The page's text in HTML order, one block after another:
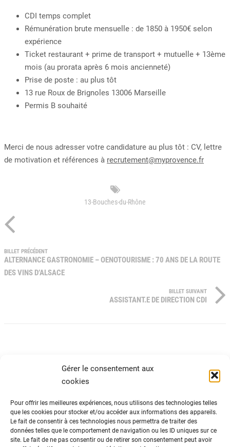
Gérer le consentement aux
cookies
Pour offrir les meilleures expériences, nous utilisons des technologies telles
que les cookies pour stocker et/ou accéder aux informations des appareils.
Le fait de consentir à ces technologies nous permettra de traiter des
données telles que le comportement de navigation ou les ID uniques sur ce
site. Le fait de ne pas consentir ou de retirer son consentement peut avoir
CDI temps complet
Rémunération brute mensuelle : de 1850 à 1950€ selon
expérience
Ticket restaurant + prime de transport + mutuelle + 13ème
mois (au prorata après 6 mois ancienneté)
Prise de poste : au plus tôt
13 rue Roux de Brignoles 13006 Marseille
Permis B souhaité
Merci de nous adresser votre candidature au plus tôt : CV, lettre
de motivation et références à recrutement@myprovence.fr
13-Bouches-du-Rhône
BILLET PRÉCÉDENT
ALTERNANCE GASTRONOMIE – OENOTOURISME : 70 ANS DE LA ROUTE
DES VINS D’ALSACE
BILLET SUIVANT
ASSISTANT.E DE DIRECTION CDI
ADN Tourisme
Fédération nationale des organismes